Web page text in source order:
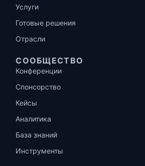
Услуги
Готовые решения
Отрасли
СООБЩЕСТВО
Конференции
Спонсорство
Кейсы
Аналитика
База знаний
Инструменты